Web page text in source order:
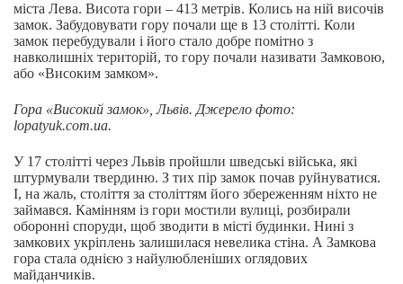
міста Лева. Висота гори – 413 метрів. Колись на ній височів
замок. Забудовувати гору почали ще в 13 столітті. Коли
замок перебудували і його стало добре помітно з
навколишніх територій, то гору почали називати Замковою,
або «Високим замком».
Гора «Високий замок», Львів. Джерело фото:
lopatyuk.com.ua.
У 17 столітті через Львів пройшли шведські війська, які
штурмували твердиню. З тих пір замок почав руйнуватися.
І, на жаль, століття за століттям його збереженням ніхто не
займався. Камінням із гори мостили вулиці, розбирали
оборонні споруди, щоб зводити в місті будинки. Нині з
замкових укріплень залишилася невелика стіна. А Замкова
гора стала однією з найулюбленіших оглядових
майданчиків.